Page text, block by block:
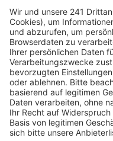
Gymnicher Ritt
Ritter Arnold
Anzeige
Die Tradition des
Jahrhundert. Beim
von Gymnich mit